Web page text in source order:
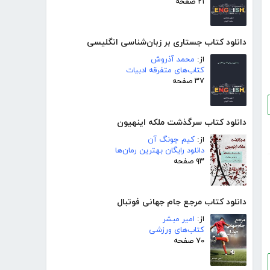
دانلود کتاب جستاری بر زبان‌شناسی انگلیسی
از: محمد آذروش
کتاب‌های متفرقه ادبیات
۳۷ صفحه
دانلود کتاب سرگذشت ملکه اینهیون
از: کیم جونگ آن
دانلود رایگان بهترین رمان‌ها
۹۳ صفحه
دانلود کتاب مرجع جام جهانی فوتبال
از: امیر مبشر
کتاب‌های ورزشی
۷۰ صفحه